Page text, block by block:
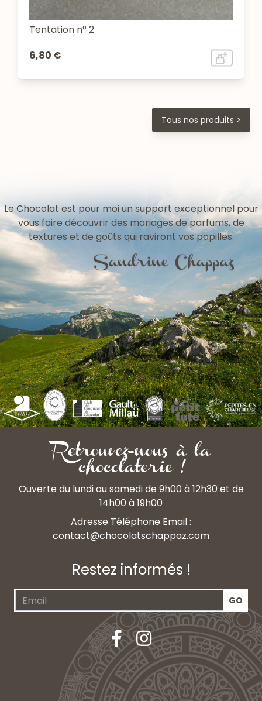
Tentation n° 2
6,80 €
Tous nos produits >
Le Chocolat est pour moi un support exceptionnel pour
vous faire découvrir des mariages de parfums, de
textures et de goûts qui raviront vos papilles.
Retrouvez-nous à la
chocolaterie !
Ouverte du lundi au samedi de 9h00 à 12h30 et de
14h00 à 19h00
Adresse Téléphone Email :
contact@chocolatschappaz.com
Restez informés !